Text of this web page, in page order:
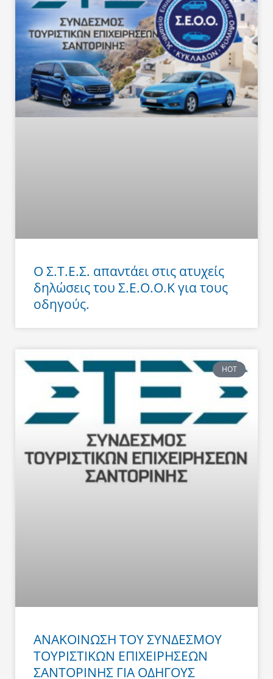
Ο Σ.Τ.Ε.Σ. απαντάει στις ατυχείς
δηλώσεις του Σ.Ε.Ο.Ο.Κ για τους
οδηγούς.
HOT
ΑΝΑΚΟΙΝΩΣΗ ΤΟΥ ΣΥΝΔΕΣΜΟΥ
ΤΟΥΡΙΣΤΙΚΩΝ ΕΠΙΧΕΙΡΗΣΕΩΝ
ΣΑΝΤΟΡΙΝΗΣ ΓΙΑ ΟΔΗΓΟΥΣ